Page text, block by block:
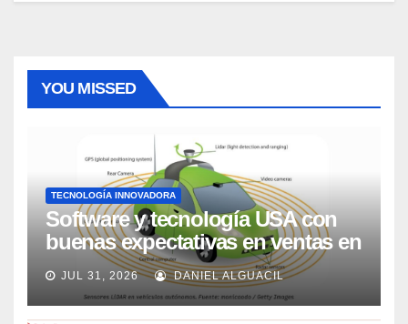
YOU MISSED
TECNOLOGÍA INNOVADORA
Software y tecnología USA con
buenas expectativas en ventas en
los próximos 2 años, según
Market Watch
JUL 31, 2026 DANIEL ALGUACIL